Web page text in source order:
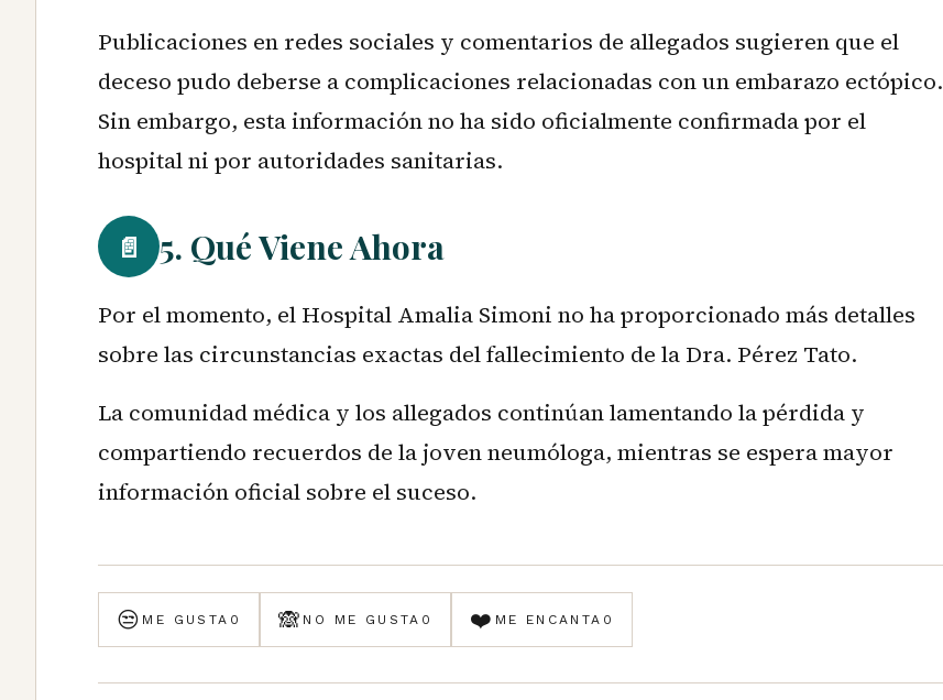
Publicaciones en redes sociales y comentarios de allegados sugieren que el
deceso pudo deberse a complicaciones relacionadas con un embarazo ectópico.
Sin embargo, esta información no ha sido oficialmente confirmada por el
hospital ni por autoridades sanitarias.
📄 5. Qué Viene Ahora
Por el momento, el Hospital Amalia Simoni no ha proporcionado más detalles
sobre las circunstancias exactas del fallecimiento de la Dra. Pérez Tato.
La comunidad médica y los allegados continúan lamentando la pérdida y
compartiendo recuerdos de la joven neumóloga, mientras se espera mayor
información oficial sobre el suceso.
😒 ME GUSTA 0 🙈 NO ME GUSTA 0 ❤️ ME ENCANTA 0